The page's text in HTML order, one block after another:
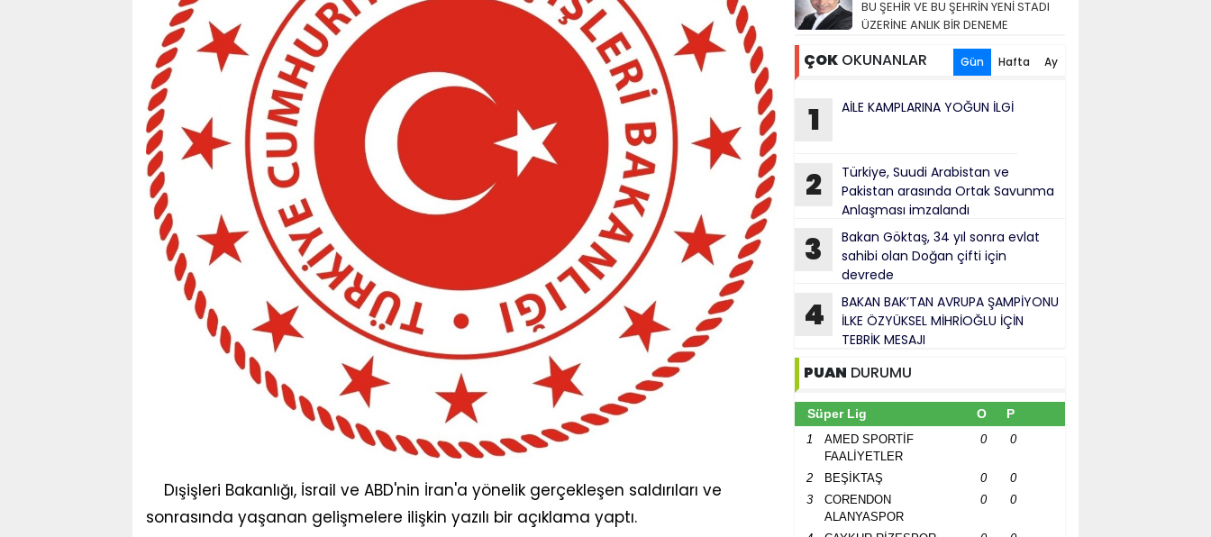
Dışişleri Bakanlığı, İsrail ve ABD'nin İran'a yönelik gerçekleşen saldırıları ve
sonrasında yaşanan gelişmelere ilişkin yazılı bir açıklama yaptı.
BU ŞEHİR VE BU ŞEHRİN YENİ STADI
ÜZERİNE ANLIK BİR DENEME
ÇOK OKUNANLAR Gün Hafta Ay
1 AİLE KAMPLARINA YOĞUN İLGİ
2
Türkiye, Suudi Arabistan ve
Pakistan arasında Ortak Savunma
Anlaşması imzalandı
3
Bakan Göktaş, 34 yıl sonra evlat
sahibi olan Doğan çifti için
devrede
4
BAKAN BAK’TAN AVRUPA ŞAMPİYONU
İLKE ÖZYÜKSEL MİHRİOĞLU İÇİN
TEBRİK MESAJI
PUAN DURUMU
Süper Lig O P
1
AMED SPORTİF
FAALİYETLER
0 0
2 BEŞİKTAŞ 0
0
3
CORENDON
ALANYASPOR
0 0